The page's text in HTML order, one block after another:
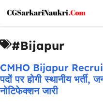
content
#Bijapur
CMHO Bijapur
पदों पर होगी स्थानीय भर्ती,
नोटिफेक्शन जारी